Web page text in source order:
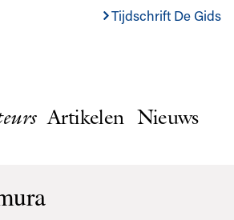
Tijdschrift De Gids
Artikelen Nieuws